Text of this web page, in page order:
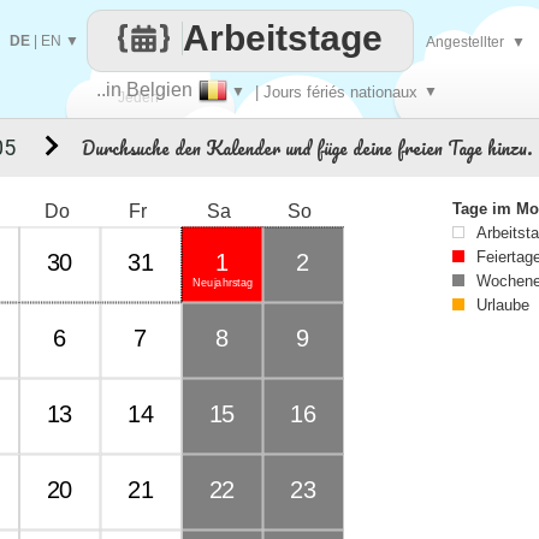
Jeden
..in Belgien ▼ | Jours fériés nationaux ▼
Arbeitstage
DE EN ▼ Angestellter ▼
Durchsuche den Kalender und füge deine freien Tage hinzu.
Do Fr Sa So
30 31
Neujahrstag
1 2
6 7 8 9
13 14 15 16
20 21 22 23
Tage im
Urlaube